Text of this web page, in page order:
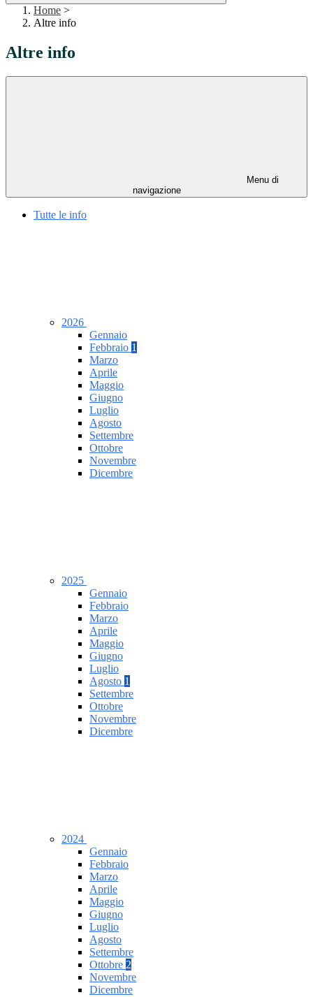
Home >
Altre info
Altre info
Menu di
navigazione
Tutte le info
2026
Gennaio
Febbraio 1
Marzo
Aprile
Maggio
Giugno
Luglio
Agosto
Settembre
Ottobre
Novembre
Dicembre
2025
Gennaio
Febbraio
Marzo
Aprile
Maggio
Giugno
Luglio
Agosto 1
Settembre
Ottobre
Novembre
Dicembre
2024
Gennaio
Febbraio
Marzo
Aprile
Maggio
Giugno
Luglio
Agosto
Settembre
Ottobre 2
Novembre
Dicembre